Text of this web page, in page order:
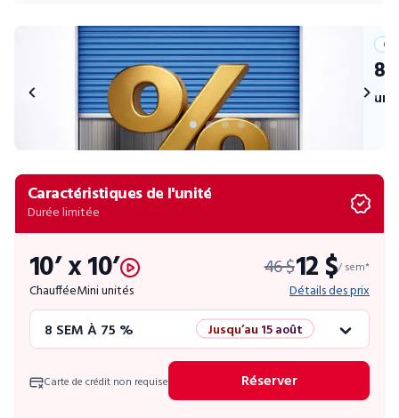
8
Caractéristiques de l'unité
Durée limitée
10’ x 10’
ChaufféeMini unités
46 $12 $/ sem*
Détails des prix
8 SEM À 75 % Jusqu’au 15 août
Promo éclair
Carte de crédit non requise Réserver